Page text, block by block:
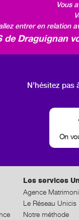
Vous
entrer en relation
de Draguignan
N’hésitez
On
Les services
Agence
Le Réseau Unicis
Notre méthode